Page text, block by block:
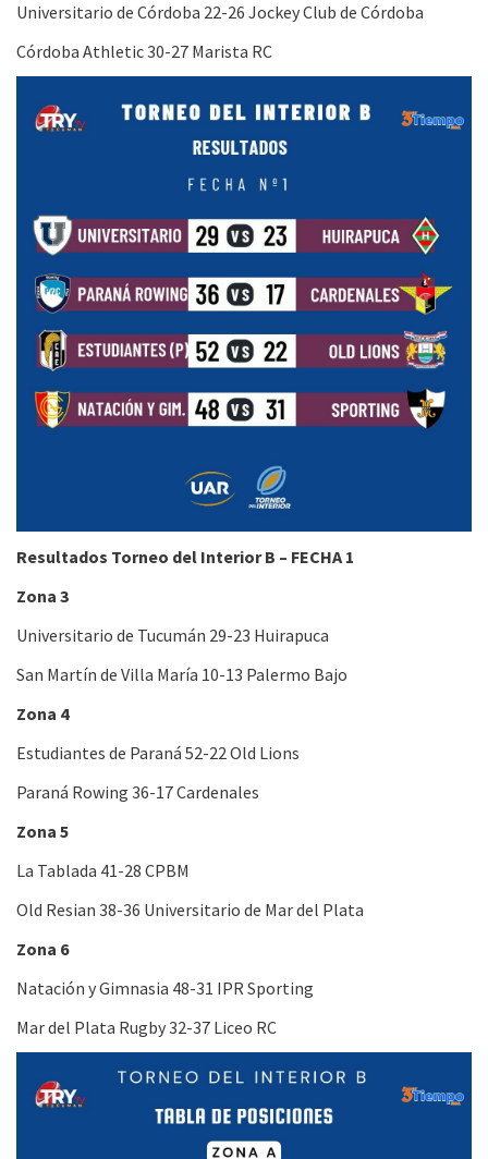
Universitario de Córdoba 22-26 Jockey Club de Córdoba
Córdoba Athletic 30-27 Marista RC
Resultados Torneo del Interior B – FECHA 1
Zona 3
Universitario de Tucumán 29-23 Huirapuca
San Martín de Villa María 10-13 Palermo Bajo
Zona 4
Estudiantes de Paraná 52-22 Old Lions
Paraná Rowing 36-17 Cardenales
Zona 5
La Tablada 41-28 CPBM
Old Resian 38-36 Universitario de Mar del Plata
Zona 6
Natación y Gimnasia 48-31 IPR Sporting
Mar del Plata Rugby 32-37 Liceo RC